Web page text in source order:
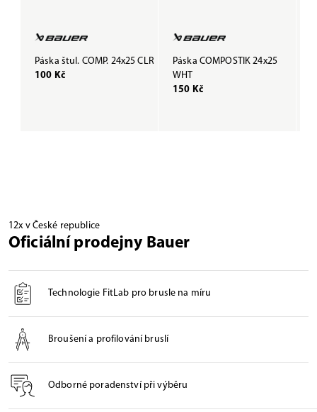
Páska štul. COMP. 24x25 CLR
100 Kč
Páska COMPOSTIK 24x25
WHT
150 Kč
12x v České republice
Oficiální prodejny Bauer
Technologie FitLab pro brusle na míru
Broušení a profilování bruslí
Odborné poradenství při výběru